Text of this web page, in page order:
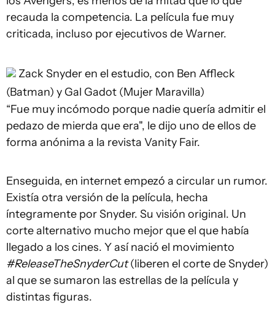
recauda la competencia. La película fue muy
criticada, incluso por ejecutivos de Warner.
Zack Snyder en el estudio, con Ben Affleck
(Batman) y Gal Gadot (Mujer Maravilla)
“Fue muy incómodo porque nadie quería admitir el
pedazo de mierda que era", le dijo uno de ellos de
forma anónima a la revista Vanity Fair.
Enseguida, en internet empezó a circular un rumor.
Existía otra versión de la película, hecha
íntegramente por Snyder. Su visión original. Un
corte alternativo mucho mejor que el que había
llegado a los cines. Y así nació el movimiento
#ReleaseTheSnyderCut(liberen el corte de Snyder)
al que se sumaron las estrellas de la película y
distintas figuras.